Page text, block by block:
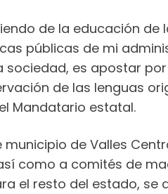
de la educación de
públicas de mi
es apostar
de las lenguas
Mandatario estatal.
de Valles
como a comités de
el resto del estado, se